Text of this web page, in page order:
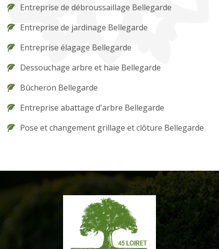
Entreprise de débroussaillage Bellegarde
Entreprise de jardinage Bellegarde
Entreprise élagage Bellegarde
Dessouchage arbre et haie Bellegarde
Bûcheron Bellegarde
Entreprise abattage d'arbre Bellegarde
Pose et changement grillage et clôture Bellegarde